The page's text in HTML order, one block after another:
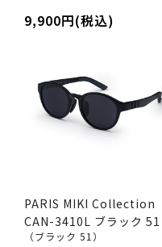
9,900円(税込)
PARIS MIKI Collection
CAN-3410L ブラック 51
（ブラック 51）